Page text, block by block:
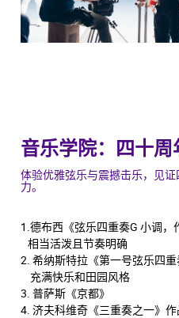
音乐学院：四十周
体验优雅弦乐与震撼击乐，见
力。
1.德布西《弦乐四重奏G 小调，
相当活泼且节奏明确
2. 希纳斯特拉《第一号弦乐四重
充满快乐和田园风格
3. 普萨斯《京都》
4. 济夫科维奇《三重奏之一》作